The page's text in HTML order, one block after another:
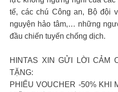
tế, các chú Công an, Bộ đội
nguyện hảo tâm,… những
đầu chiến tuyến chống dịch.
HINTAS XIN GỬI LỜI CẢM
TẶNG:
PHIẾU VOUCHER -50% KHI